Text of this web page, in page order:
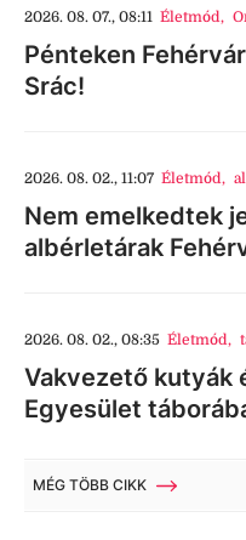
2026. 08. 07., 08:11 Életmód,
Pénteken
Srác!
2026. 08. 02., 11:07 Életmód,
Nem emelkedtek
albérletárak
2026. 08. 02., 08:35 Életmód,
Vakvezető kutyák
Egyesület
MÉG TÖBB CIKK